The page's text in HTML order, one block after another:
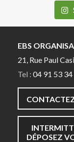
EBS
21, Rue Paul
Tel : 04 91 53 34
DÉPOSEZ